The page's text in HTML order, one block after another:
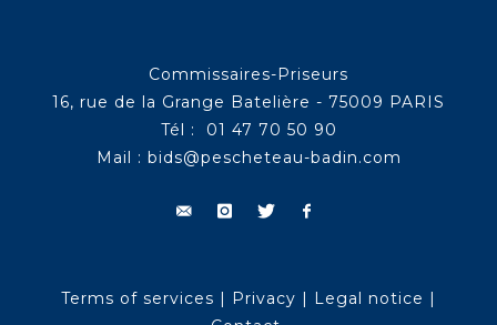
Commissaires-Priseurs
16, rue de la Grange Batelière - 75009 PARIS
Tél : 01 47 70 50 90
Mail : bids@pescheteau-badin.com
Terms of services | Privacy | Legal notice |